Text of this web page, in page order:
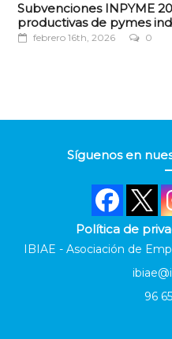
Subvenciones INPYME
productivas de pymes
febrero 16th, 2026 0
Síguenos en
Política de
IBIAE - Asociación de
96